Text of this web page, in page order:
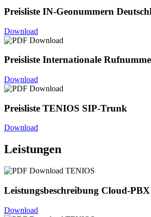
Preisliste IN-Geonummern
Download
Preisliste Internationale
Download
Preisliste TENIOS SIP-Trunk
Download
Leistungen
Leistungsbeschreibung Cloud-PBX
Download